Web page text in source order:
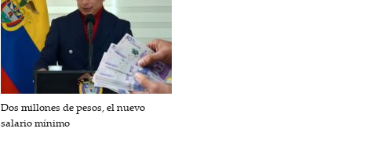
Dos millones de pesos, el nuevo
salario mínimo